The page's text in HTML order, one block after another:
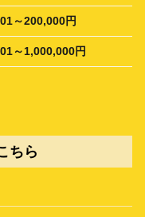
～200,000円
～1,000,000円
ちら